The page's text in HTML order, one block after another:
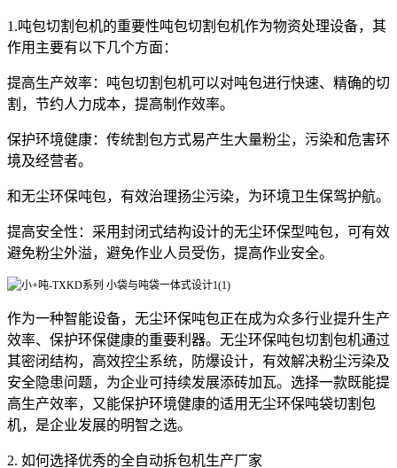
1.吨包切割包机的重要性吨包切割包机作为物资处理设备，其
作用主要有以下几个方面：
提高生产效率：吨包切割包机可以对吨包进行快速、精确的切
割，节约人力成本，提高制作效率。
保护环境健康：传统割包方式易产生大量粉尘，污染和危害环
境及经营者。
和无尘环保吨包，有效治理扬尘污染，为环境卫生保驾护航。
提高安全性：采用封闭式结构设计的无尘环保型吨包，可有效
避免粉尘外溢，避免作业人员受伤，提高作业安全。
作为一种智能设备，无尘环保吨包正在成为众多行业提升生产
效率、保护环保健康的重要利器。无尘环保吨包切割包机通过
其密闭结构，高效控尘系统，防爆设计，有效解决粉尘污染及
安全隐患问题，为企业可持续发展添砖加瓦。选择一款既能提
高生产效率，又能保护环境健康的适用无尘环保吨袋切割包
机，是企业发展的明智之选。
2. 如何选择优秀的全自动拆包机生产厂家